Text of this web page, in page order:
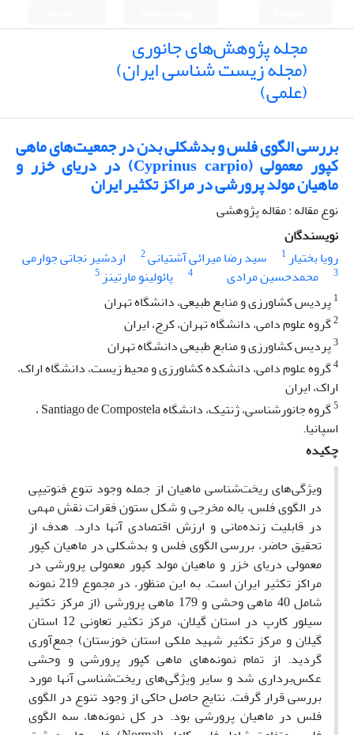
مجله پژوهش‌های جانوری
(مجله زیست شناسی ایران)
(علمی)
بررسی الگوی فلس و بدشکلی بدن در جمعیت‌های ماهی
کپور معمولی (Cyprinus carpio) در دریای خزر و
ماهیان مولد پرورشی در مراکز تکثیر ایران
نوع مقاله : مقاله پژوهشی
نویسندگان
رویا بختیار1 سید رضا میرائی آشتیانی2 اردشیر نجاتی جوارمی
3 محمدحسین مرادی 4 پائولینو مارتینز5
1پردیس کشاورزی و منابع طبیعی، دانشگاه تهران
2گروه علوم دامی، دانشگاه تهران، کرج، ایران
3پردیس کشاورزی و منابع طبیعی دانشگاه تهران
4گروه علوم دامی، دانشکده کشاورزی و محیط زیست، دانشگاه اراک،
اراک، ایران
5
گروه جانورشناسی، ژنتیک، دانشگاه Santiago de Compostela ،
اسپانیا.
چکیده
ویژگی‌های ریخت‌شناسی ماهیان از جمله وجود تنوع فنوتیپی
در الگوی فلس، باله مخرجی و شکل ستون فقرات نقش مهمی
در قابلیت زنده‌مانی و ارزش اقتصادی آنها دارد. هدف از
تحقیق حاضر، بررسی الگوی فلس و بدشکلی در ماهیان کپور
معمولی دریای خزر و ماهیان مولد کپور معمولی پرورشی در
مراکز تکثیر ایران است. به این منظور، در مجموع 219 نمونه
شامل 40 ماهی وحشی و 179 ماهی پرورشی (از مرکز تکثیر
سیلور کارپ در استان گیلان، مرکز تکثیر تعاونی 12 استان
گیلان و مرکز تکثیر شهید ملکی استان خوزستان) جمع‌آوری
گردید. از تمام نمونه‌های ماهی کپور پرورشی و وحشی
عکس‌برداری شد و سایر ویژگی‌های ریخت‌شناسی آنها مورد
بررسی قرار گرفت. نتایج حاصل حاکی از وجود تنوع در الگوی
فلس در ماهیان پرورشی بود. در کل نمونه‌ها، سه الگوی